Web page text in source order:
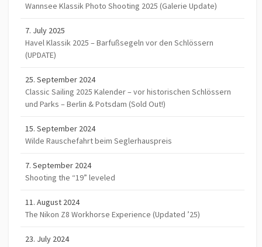
Wannsee Klassik Photo Shooting 2025 (Galerie Update)
7. July 2025
Havel Klassik 2025 – Barfußsegeln vor den Schlössern
(UPDATE)
25. September 2024
Classic Sailing 2025 Kalender – vor historischen Schlössern
und Parks – Berlin & Potsdam (Sold Out!)
15. September 2024
Wilde Rauschefahrt beim Seglerhauspreis
7. September 2024
Shooting the “19” leveled
11. August 2024
The Nikon Z8 Workhorse Experience (Updated ’25)
23. July 2024